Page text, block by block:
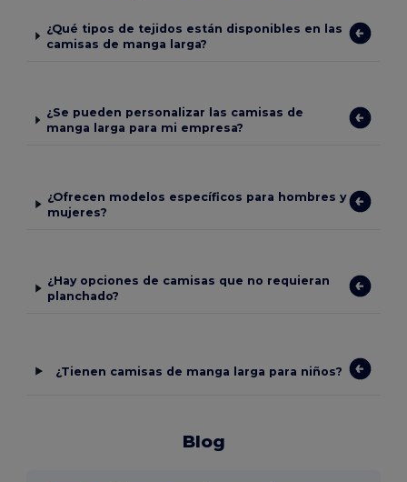
¿Qué tipos de tejidos están disponibles en las
camisas de manga larga?
¿Se pueden personalizar las camisas de
manga larga para mi empresa?
¿Ofrecen modelos específicos para hombres y
mujeres?
¿Hay opciones de camisas que no requieran
planchado?
¿Tienen camisas de manga larga para niños?
Blog